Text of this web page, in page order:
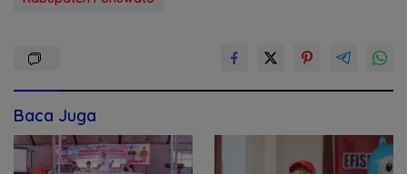
Baca Juga